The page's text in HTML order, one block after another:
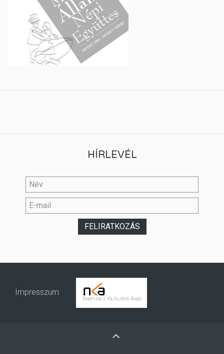
HÍRLEVÉL
Impresszum